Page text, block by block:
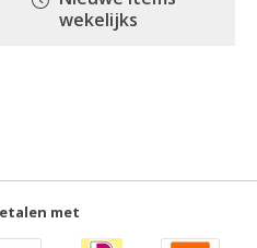
wekelijks
met